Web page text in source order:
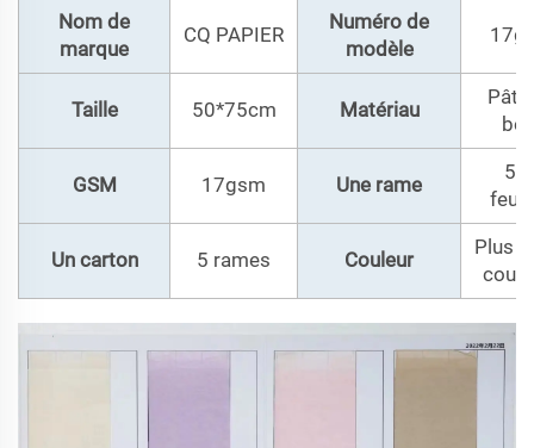
Nom de
marque
CQ PAPIER
Numéro de
modèle
Taille 50*75cm Matériau
Pâte
GSM 17gsm Une rame
Un carton 5 rames Couleur
Plus